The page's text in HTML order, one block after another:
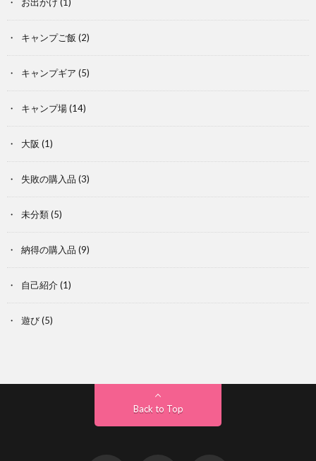
キャンプご飯 (2)
キャンプギア (5)
キャンプ場(14)
大阪 (1)
失敗の購入品 (3)
未分類(5)
納得の購入品 (9)
自己紹介(1)
遊び(5)
Back to Top